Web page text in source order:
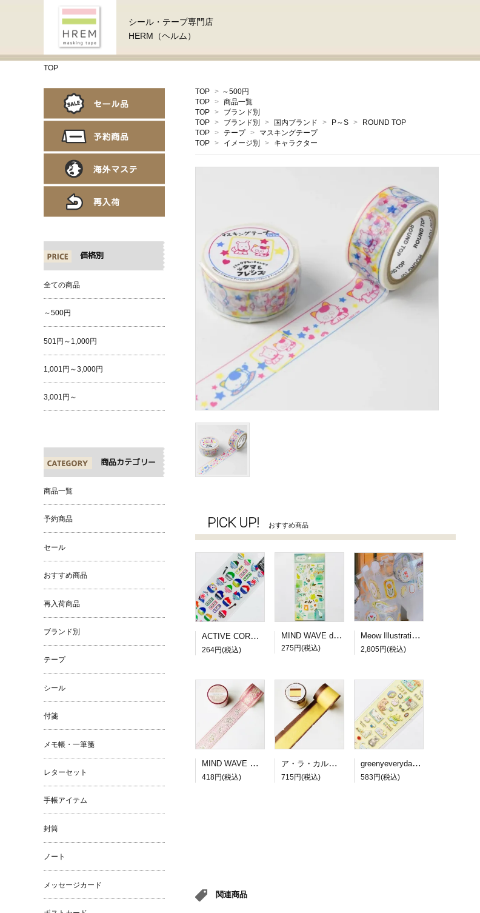
シール・テープ専門店
HERM（ヘルム）
TOP
TOP > ～500円
TOP > 商品一覧
TOP >
ブランド別
TOP > ブランド別 > 国内ブランド > P～S >
ROUND TOP
TOP > テープ >
マスキングテープ
TOP > イメージ別 > キャラクター
PICK UP! おすすめ商品
ACTIVE CORPORATION 夏柄ドロップシール かき氷
264円(税込)
MIND WAVE dewdrop sticker green
275円(税込)
Meow Illustration PETロールシール Frames
2,805円(税込)
MIND WAVE SUGARIA tape Classy 30mm幅３
418円(税込)
ア・ラ・カル堂 カステラのロール付箋
715円(税込)
greenyeveryday PETステッカー lazy cat
583円(税込)
関連商品
価格別
全ての商品
～500円
501円～1,000円
1,001円～3,000円
3,001円～
商品カテゴリー
商品一覧
予約商品
セール
おすすめ商品
再入荷商品
ブランド別
テープ
シール
付箋
メモ帳・一筆箋
レターセット
手帳アイテム
封筒
ノート
メッセージカード